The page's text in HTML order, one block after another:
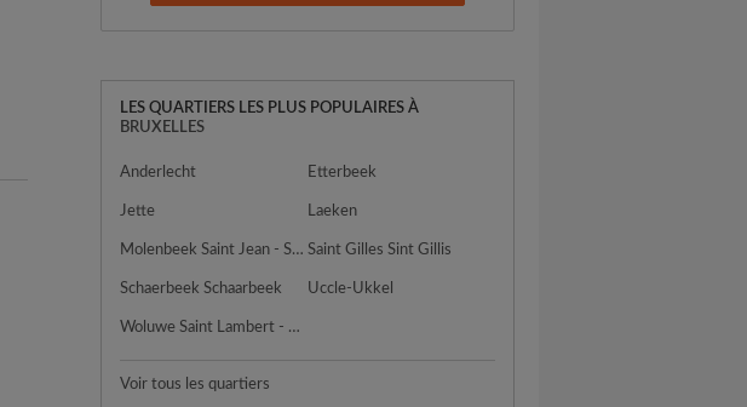
LES QUARTIERS LES PLUS POPULAIRES À
BRUXELLES
Anderlecht Etterbeek
Jette Laeken
Molenbeek Saint Jean - Sint Jans Molenbeek Saint Gilles Sint Gillis
Schaerbeek Schaarbeek Uccle-Ukkel
Woluwe Saint Lambert - Sint Lambrechts Woluwe
Voir tous les quartiers